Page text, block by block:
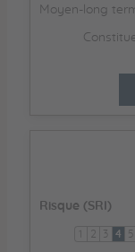
Moyen-long
Risque (SRI)
2 3 4 5